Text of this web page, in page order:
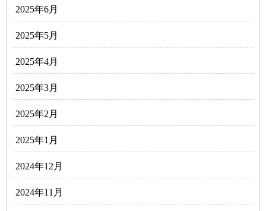
2025年6月
2025年5月
2025年4月
2025年3月
2025年2月
2025年1月
2024年12月
2024年11月